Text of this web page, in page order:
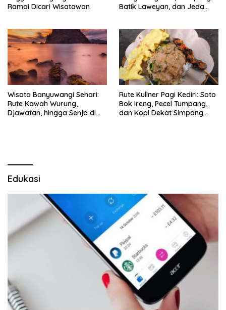
Ramai Dicari Wisatawan
Batik Laweyan, dan Jeda
Wisata Banyuwangi Sehari:
Rute Kawah Wurung,
Djawatan, hingga Senja di
Rute Kuliner Pagi Kediri: Soto
Bok Ireng, Pecel Tumpang,
dan Kopi Dekat Simpang
Edukasi